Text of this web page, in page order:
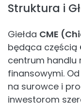
Struktura i
Giełda CME
będąca częścią
centrum handlu
finansowymi.
na surowce i
inwestorom